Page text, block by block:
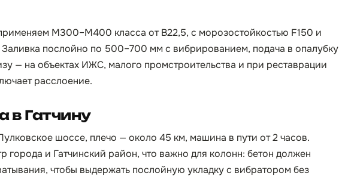
М300–М400 класса от B22,5, с морозостойкостью F150 и
послойно по 500–700 мм с вибрированием, подача в опалубку
— на объектах ИЖС, малого промстроительства и при реставрации
расслоение.
в Гатчину
шоссе, плечо — около 45 км, машина в пути от 2 часов.
города и Гатчинский район, что важно для колонн: бетон должен
чтобы выдержать послойную укладку с вибратором без